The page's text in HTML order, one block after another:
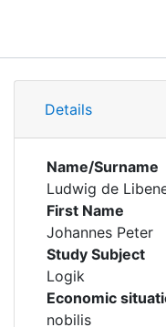
Details
Name/Surname
Ludwig de
First Name
Johannes Peter
Study Subject
Logik
Economic
nobilis